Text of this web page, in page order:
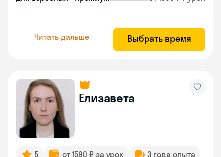
Читать дальше Выбрать время
Елизавета
5 от 1590 ₽ за урок 3 года опыта